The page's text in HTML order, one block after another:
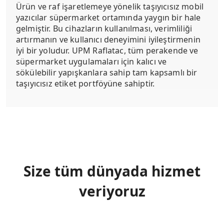
Ürün ve raf işaretlemeye yönelik taşıyıcısız mobil
yazıcılar süpermarket ortamında yaygın bir hale
gelmiştir. Bu cihazların kullanılması, verimliliği
artırmanın ve kullanıcı deneyimini iyileştirmenin
iyi bir yoludur. UPM Raflatac, tüm perakende ve
süpermarket uygulamaları için kalıcı ve
sökülebilir yapışkanlara sahip tam kapsamlı bir
taşıyıcısız etiket portföyüne sahiptir.
Size tüm dünyada hizmet
veriyoruz